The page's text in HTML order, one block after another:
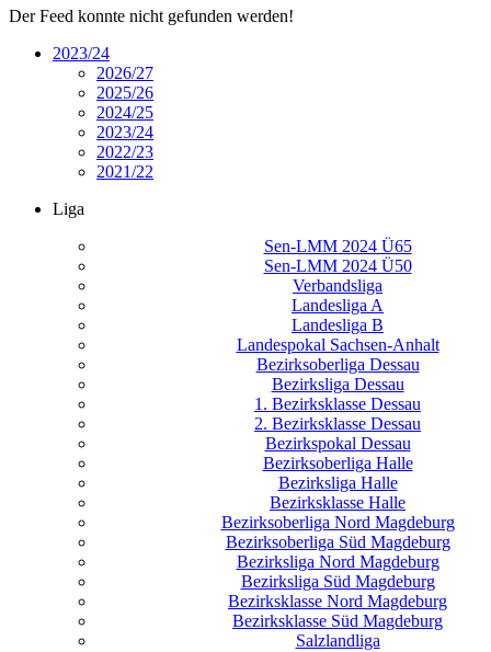
Der Feed konnte nicht gefunden werden!
2023/24
2026/27
2025/26
2024/25
2023/24
2022/23
2021/22
Liga
Sen-LMM 2024 Ü65
Sen-LMM 2024 Ü50
Verbandsliga
Landesliga A
Landesliga B
Landespokal Sachsen-Anhalt
Bezirksoberliga Dessau
Bezirksliga Dessau
1. Bezirksklasse Dessau
2. Bezirksklasse Dessau
Bezirkspokal Dessau
Bezirksoberliga Halle
Bezirksliga Halle
Bezirksklasse Halle
Bezirksoberliga Nord Magdeburg
Bezirksoberliga Süd Magdeburg
Bezirksliga Nord Magdeburg
Bezirksliga Süd Magdeburg
Bezirksklasse Nord Magdeburg
Bezirksklasse Süd Magdeburg
Salzlandliga